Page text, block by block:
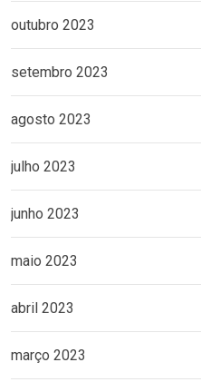
outubro 2023
setembro 2023
agosto 2023
julho 2023
junho 2023
maio 2023
abril 2023
março 2023